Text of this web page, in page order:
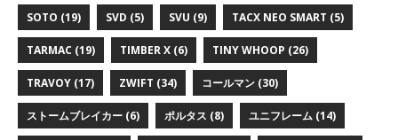
SOTO (19) SVD (5) SVU (9) TACX NEO SMART (5)
TARMAC (19) TIMBER X (6) TINY WHOOP (26)
TRAVOY (17) ZWIFT (34) コールマン (30)
ストームブレイカー (6) ポルタス (8) ユニフレーム (14)